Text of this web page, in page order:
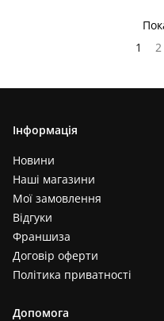
1
2
Інформація
Новини
Наші магазини
Мої замовлення
Відгуки
Франшиза
Договір оферти
Політика приватності
Допомога